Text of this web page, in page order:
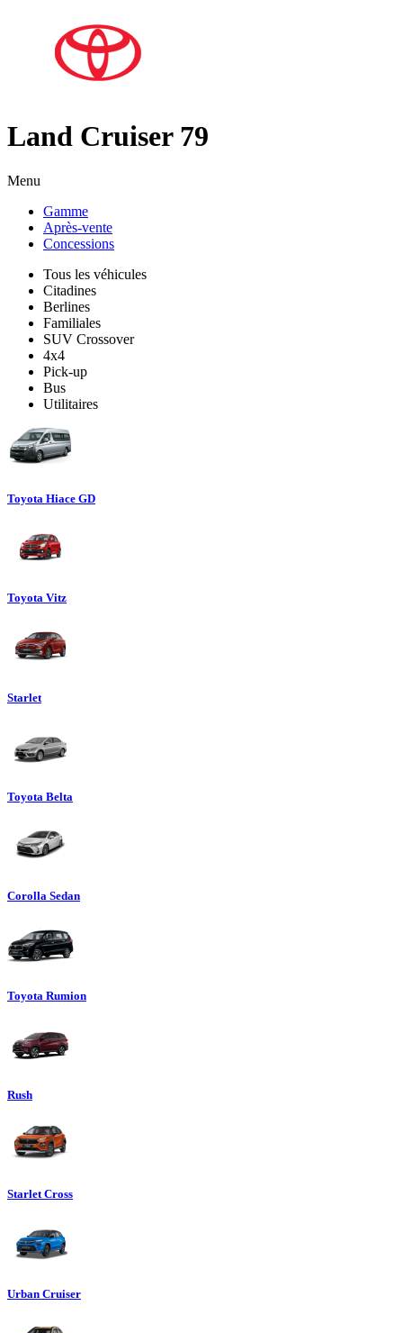
Land Cruiser 79
Menu
Gamme
Après-vente
Concessions
Tous les véhicules
Citadines
Berlines
Familiales
SUV Crossover
4x4
Pick-up
Bus
Utilitaires
Toyota Hiace GD
Toyota Vitz
Starlet
Toyota Belta
Corolla Sedan
Toyota Rumion
Rush
Starlet Cross
Urban Cruiser